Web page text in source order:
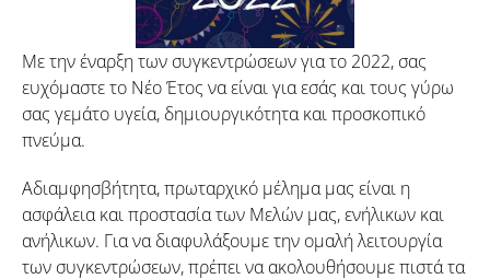
Με την έναρξη των συγκεντρώσεων για το 2022, σας
ευχόμαστε το Νέο Έτος να είναι για εσάς και τους γύρω
σας γεμάτο υγεία, δημιουργικότητα και προσκοπικό
πνεύμα.
Αδιαμφησβήτητα, πρωταρχικό μέλημα μας είναι η
ασφάλεια και προστασία των Μελών μας, ενήλικων και
ανήλικων. Για να διαφυλάξουμε την ομαλή λειτουργία
των συγκεντρώσεων, πρέπει να ακολουθήσουμε πιστά τα